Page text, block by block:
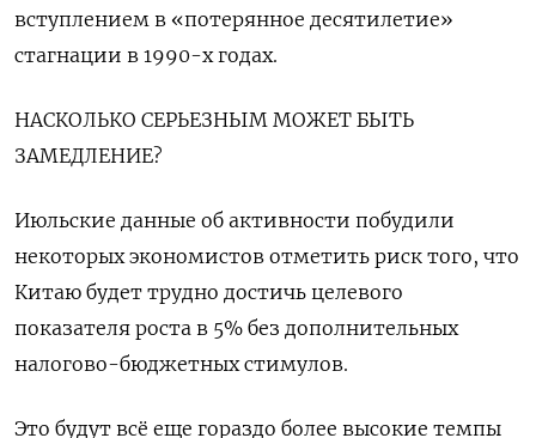
вступлением в «потерянное десятилетие»
стагнации в 1990-х годах.
НАСКОЛЬКО СЕРЬЕЗНЫМ МОЖЕТ БЫТЬ
ЗАМЕДЛЕНИЕ?
Июльские данные об активности побудили
некоторых экономистов отметить риск того, что
Китаю будет трудно достичь целевого
показателя роста в 5% без дополнительных
налогово-бюджетных стимулов.
Это будут всё еще гораздо более высокие темпы